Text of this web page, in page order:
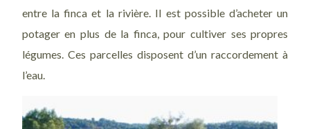
entre la finca et la rivière. Il est possible d’acheter un
potager en plus de la finca, pour cultiver ses propres
légumes. Ces parcelles disposent d’un raccordement à
l’eau.